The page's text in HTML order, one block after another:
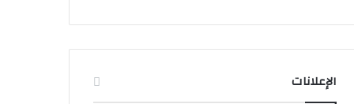
الإعلانات